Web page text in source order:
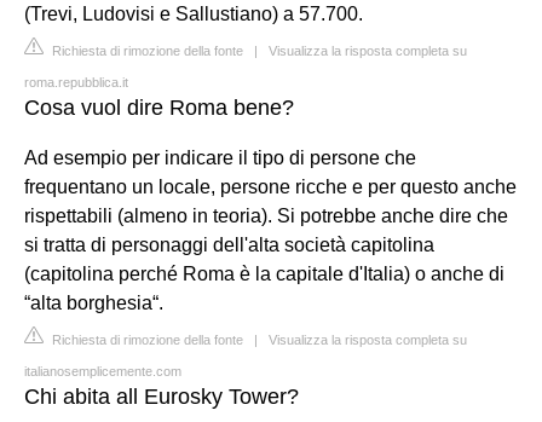
(Trevi, Ludovisi e Sallustiano) a 57.700.
Richiesta di rimozione della fonte | Visualizza la risposta completa su
roma.repubblica.it
Cosa vuol dire Roma bene?
Ad esempio per indicare il tipo di persone che
frequentano un locale, persone ricche e per questo anche
rispettabili (almeno in teoria). Si potrebbe anche dire che
si tratta di personaggi dell'alta società capitolina
(capitolina perché Roma è la capitale d'Italia) o anche di
“alta borghesia“.
Richiesta di rimozione della fonte | Visualizza la risposta completa su
italianosemplicemente.com
Chi abita all Eurosky Tower?